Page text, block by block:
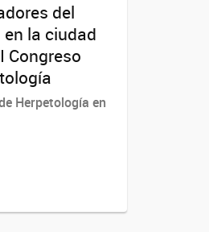
del
la ciudad
Congreso
Herpetología en